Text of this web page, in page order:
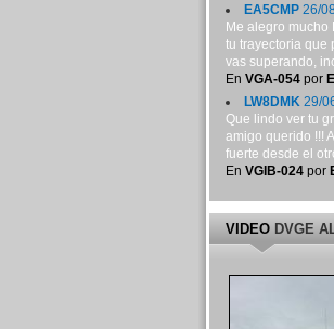
EA5CMP26/
Me alegro mucho
tu trayectoria que
vas superando,
En VGA-054por
LW8DMK29/
Que lindo ver tu
amigo querido !!!
fuerte desde el
En VGIB-024por
VIDEODVGE